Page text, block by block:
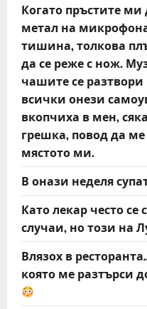
Когато пръстите ми
метал на
тишина, толкова
да се реже с нож.
чашите се разтвори
всички онези
вкопчиха в мен,
грешка, повод да
мястото ми.
В онази неделя
Като лекар често се
случаи, но този на
Влязох в
която ме разтърси